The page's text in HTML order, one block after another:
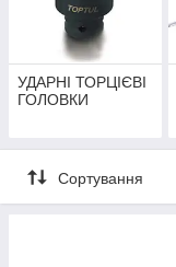
УДАРНІ ТОРЦІЄВІ
ГОЛОВКИ
Сортування